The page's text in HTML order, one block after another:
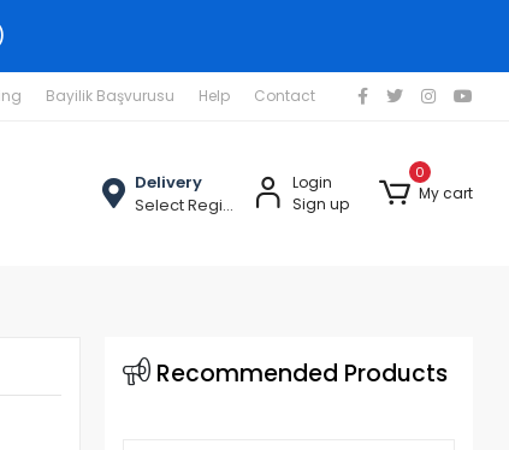
Bayilik Başvurusu Help Contact
Delivery
Select Region
Login
Sign up
0
My cart
Recommended Products